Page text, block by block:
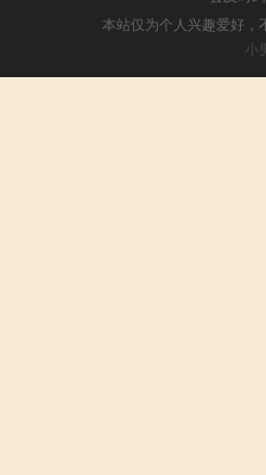
本站仅为个人兴趣爱好，
小